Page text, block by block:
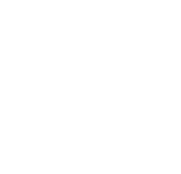
在微信中关注